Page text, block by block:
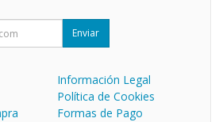
Enviar
Información Legal
Política de Cookies
Formas de Pago